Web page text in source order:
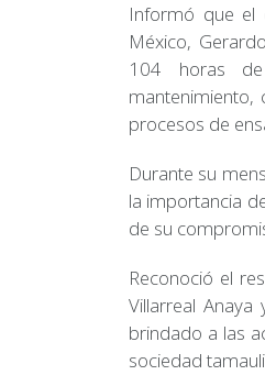
Informó que el
México,
104 horas de
mantenimiento,
procesos de
Durante su
la importancia
de su
Reconoció el
Villarreal
brindado a las
sociedad